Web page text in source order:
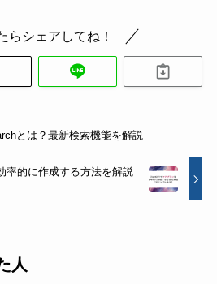
らシェアしてね！
とは？最新検索機能を解説
率的に作成する方法を解説
人